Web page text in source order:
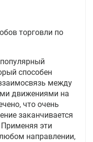
торговли по
способен
между
движениями на
что очень
заканчивается
Применяя эти
направлении,